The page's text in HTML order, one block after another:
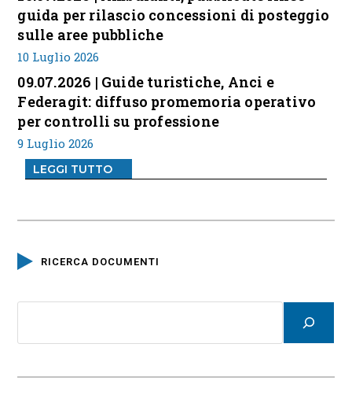
guida per rilascio concessioni di posteggio
sulle aree pubbliche
10 Luglio 2026
09.07.2026 | Guide turistiche, Anci e
Federagit: diffuso promemoria operativo
per controlli su professione
9 Luglio 2026
LEGGI TUTTO
RICERCA DOCUMENTI